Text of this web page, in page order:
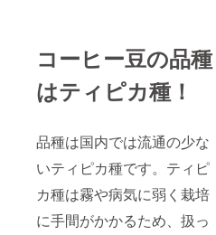
コーヒー豆の品種
はティピカ種！
品種は国内では流通の少な
いティピカ種です。ティピ
カ種は霧や病気に弱く栽培
に手間がかかるため、扱っ